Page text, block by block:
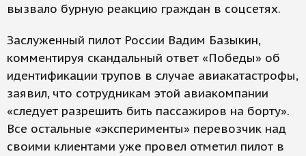
вызвало бурную реакцию граждан в соцсетях.
Заслуженный пилот России Вадим Базыкин,
комментируя скандальный ответ «Победы» об
идентификации трупов в случае авиакатастрофы,
заявил, что сотрудникам этой авиакомпании
«следует разрешить бить пассажиров на борту».
Все остальные «эксперименты» перевозчик над
своими клиентами уже провел отметил пилот в